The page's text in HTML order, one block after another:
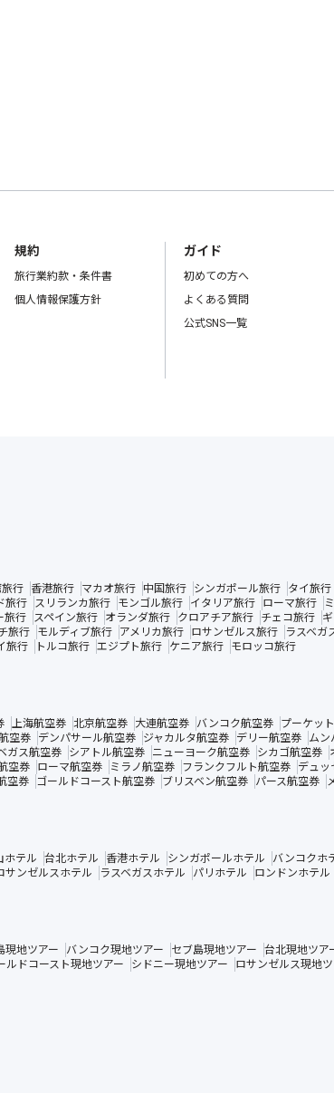
規約
旅行業約款・条件書
個人情報保護方針
ガイド
初めての方へ
よくある質問
公式SNS一覧
行 香港旅行 マカオ旅行 中国旅行 シンガポール旅行 タイ旅行
旅行 スリランカ旅行 モンゴル旅行 イタリア旅行 ローマ旅行
旅行 スペイン旅行 オランダ旅行 クロアチア旅行 チェコ旅行
旅行 モルディブ旅行 アメリカ旅行 ロサンゼルス旅行 ラスベガ
旅行 トルコ旅行 エジプト旅行 ケニア旅行 モロッコ旅行
上海航空券 北京航空券 大連航空券 バンコク航空券 プーケッ
空券 デンパサール航空券 ジャカルタ航空券 デリー航空券 ムン
ガス航空券 シアトル航空券 ニューヨーク航空券 シカゴ航空券
空券 ローマ航空券 ミラノ航空券 フランクフルト航空券 デュッ
空券 ゴールドコースト航空券 ブリスベン航空券 パース航空券
ホテル 台北ホテル 香港ホテル シンガポールホテル バンコクホ
サンゼルスホテル ラスベガスホテル パリホテル ロンドンホテル
現地ツアー バンコク現地ツアー セブ島現地ツアー 台北現地ツア
ルドコースト現地ツアー シドニー現地ツアー ロサンゼルス現地ツ